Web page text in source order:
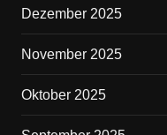
Dezember 2025
November 2025
Oktober 2025